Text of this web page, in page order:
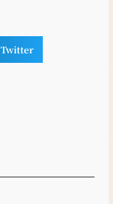
Twitter